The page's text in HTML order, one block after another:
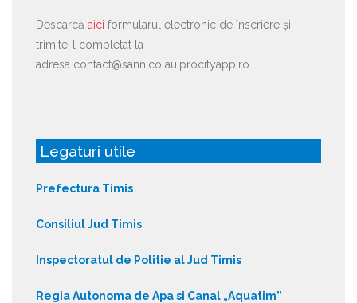
Descarcă aici formularul electronic de înscriere și
trimite-l completat la
adresa contact@sannicolau.procityapp.ro
Legaturi utile
Prefectura Timis
Consiliul Jud Timis
Inspectoratul de Politie al Jud Timis
Regia Autonoma de Apa si Canal „Aquatim”